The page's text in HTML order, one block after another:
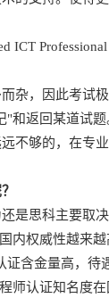
Professional
，因此考试极
和返回某道试题
够的，在专业
思科主要取决
权威性越来越
含金量高，待
认证知名度在